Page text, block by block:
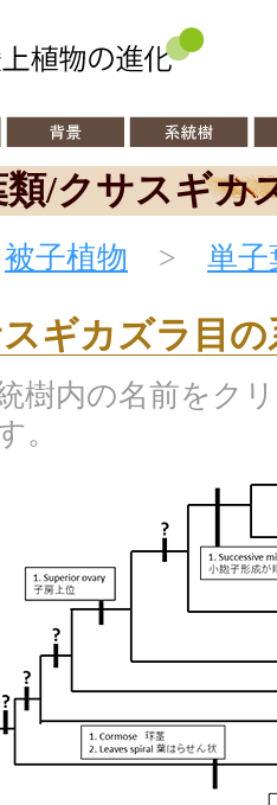
類/クサスギカ
被子植物 > 単子
ギカズラ目
樹内の名前をク
。